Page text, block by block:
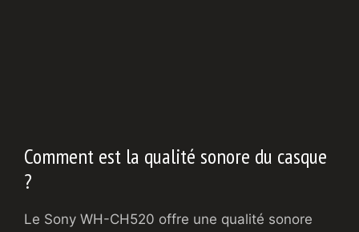
Comment est la qualité sonore du casque
?
Le Sony WH-CH520 offre une qualité sonore